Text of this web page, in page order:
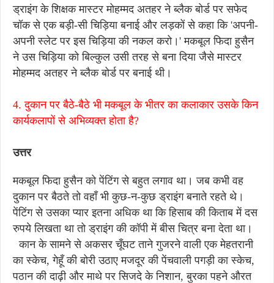
ड्राइंग के शिक्षक मास्टर मोहम्मद अतहर ने ब्लैक बोर्ड पर सफेद
चॉक से एक बड़ी-सी चिड़िया बनाई और लड़कों से कहा कि 'अपनी-
अपनी स्लेट पर इस चिड़िया की नकल करो।' मकबूल फिदा हुसैन
ने उस चिड़िया को बिल्कुल उसी तरह से बना दिया जैसे मास्टर
मोहम्मद अतहर ने ब्लैक बोर्ड पर बनाई थी।
4. दुकान पर बैठे-बैठे भी मकबूल के भीतर का कलाकार उसके किन
कार्यकलापों से अभिव्यक्त होता है?
उत्तर
मकबूल फिदा हुसैन को पेंटिंग से बहुत लगाव था। जब कभी वह
दुकान पर बैठते तो वहाँ भी कुछ-न-कुछ ड्राइंग बनाते रहते थे।
पेंटिंग से उसका प्यार इतना अधिक था कि हिसाब की किताब में दस
रुपये लिखता था तो ड्राइंग की कॉपी में बीस चित्र बना देता था।
कान के सामने से अकसर चूँघट ताने गुजरने वाली एक मेहतरानी
का स्केच, गेहूँ की बोरी उठाए मजदूर की पेंचवाली पगड़ी का स्केच,
पठान की दाढ़ी और माथे पर सिजदे के निशान, बुरका पहने औरत